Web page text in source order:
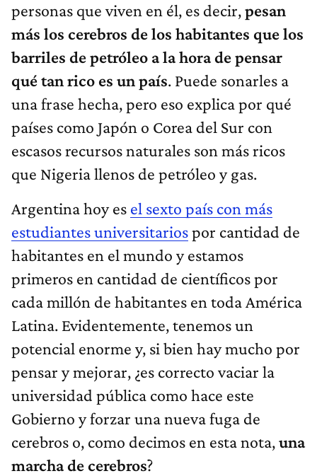
personas que viven en él, es decir,pesan
más los cerebros de los habitantes que los
barriles de petróleo a la hora de pensar
qué tan rico es un país. Puede sonarles a
una frase hecha, pero eso explica por qué
países como Japón o Corea del Sur con
escasos recursos naturales son más ricos
que Nigeria llenos de petróleo y gas.
Argentina hoy es el sexto país con más
estudiantes universitariospor cantidad de
habitantes en el mundo y estamos
primeros en cantidad de científicos por
cada millón de habitantes en toda América
Latina. Evidentemente, tenemos un
potencial enorme y, si bien hay mucho por
pensar y mejorar, ¿es correcto vaciar la
universidad pública como hace este
Gobierno y forzar una nueva fuga de
cerebros o, como decimos en esta nota,una
marcha de cerebros?